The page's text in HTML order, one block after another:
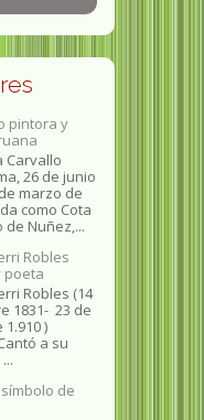
pintora y
Carvallo
26 de junio
marzo de
como Cota
de Nuñez,...
Robles
poeta
Robles (14
1831- 23 de
)
a su
de